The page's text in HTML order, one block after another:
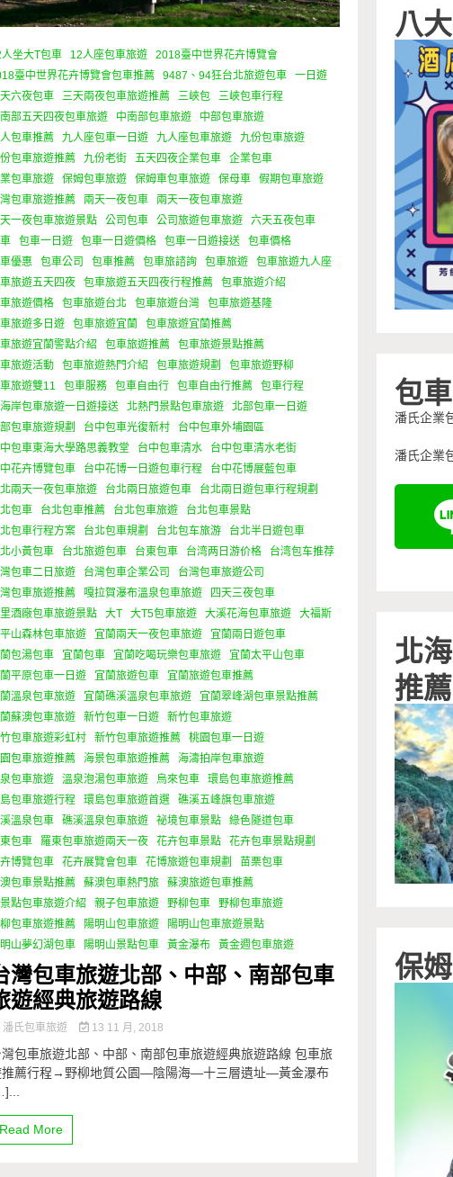
人坐大T包車 12人座包車旅遊
2018臺中世界花卉博覽會
臺中世界花卉博覽會包車推薦
9487、94狂台北旅遊包車
一日遊
六夜包車
三天兩夜包車旅遊推薦 三峽包
三峽包車行程
部五天四夜包車旅遊
中南部包車旅遊
中部包車旅遊
包車推薦
九人座包車一日遊 九人座包車旅遊
九份包車旅遊
包車旅遊推薦
九份老街 五天四夜企業包車
企業包車
包車旅遊
保姆包車旅遊 保姆車包車旅遊 保母車
假期包車旅遊
包車旅遊推薦
兩天一夜包車
兩天一夜包車旅遊
一夜包車旅遊景點
公司包車 公司旅遊包車旅遊
六天五夜包車
包車一日遊 包車一日遊價格 包車一日遊接送
包車價格
優惠
包車公司 包車推薦 包車旅諮詢 包車旅遊
包車旅遊九人座
旅遊五天四夜
包車旅遊五天四夜行程推薦
包車旅遊介紹
旅遊價格
包車旅遊台北 包車旅遊台灣
包車旅遊基隆
旅遊多日遊
包車旅遊宜蘭
包車旅遊宜蘭推薦
旅遊宜蘭警點介紹
包車旅遊推薦
包車旅遊景點推薦
旅遊活動
包車旅遊熱門介紹 包車旅遊規劃
包車旅遊野柳
旅遊雙11
包車服務 包車自由行 包車自由行推薦
包車行程
岸包車旅遊一日遊接送
北熱門景點包車旅遊
北部包車一日遊
包車旅遊規劃
台中包車光復新村
台中包車外埔園區
包車東海大學路思義教堂
台中包車清水
台中包車清水老街
花卉博覽包車
台中花博一日遊包車行程
台中花博展藍包車
兩天一夜包車旅遊
台北兩日旅遊包車
台北兩日遊包車行程規劃
包車
台北包車推薦 台北包車旅遊
台北包車景點
包車行程方案
台北包車規劃 台北包车旅游
台北半日遊包車
小黃包車
台北旅遊包車 台東包車 台湾两日游价格
台湾包车推荐
包車二日旅遊
台灣包車企業公司
台灣包車旅遊公司
包車旅遊推薦
嘎拉賀瀑布溫泉包車旅遊
四天三夜包車
酒廠包車旅遊景點
大T 大T5包車旅遊 大溪花海包車旅遊
大福斯
山森林包車旅遊
宜蘭兩天一夜包車旅遊
宜蘭兩日遊包車
包湯包車
宜蘭包車 宜蘭吃喝玩樂包車旅遊
宜蘭太平山包車
平原包車一日遊
宜蘭旅遊包車
宜蘭旅遊包車推薦
溫泉包車旅遊
宜蘭礁溪溫泉包車旅遊
宜蘭翠峰湖包車景點推薦
蘇澳包車旅遊
新竹包車一日遊
新竹包車旅遊
包車旅遊彩虹村
新竹包車旅遊推薦
桃園包車一日遊
包車旅遊推薦
海景包車旅遊推薦
海濤拍岸包車旅遊
包車旅遊
溫泉泡湯包車旅遊 烏來包車
環島包車旅遊推薦
包車旅遊行程
環島包車旅遊首選
礁溪五峰旗包車旅遊
溫泉包車
礁溪溫泉包車旅遊 祕境包車景點
綠色隧道包車
包車
羅東包車旅遊兩天一夜 花卉包車景點
花卉包車景點規劃
博覽包車
花卉展覽會包車 花博旅遊包車規劃
苗栗包車
包車景點推薦
蘇澳包車熱門旅
蘇澳旅遊包車推薦
點包車旅遊介紹
親子包車旅遊 野柳包車
野柳包車旅遊
包車旅遊推薦
陽明山包車旅遊
陽明山包車旅遊景點
山夢幻湖包車
陽明山景點包車 黃金瀑布 黃金週包車旅遊
灣包車旅遊北部、中部、南部包車
遊經典旅遊路線
潘氏包車旅遊 13 11 月, 2018
灣包車旅遊北部、中部、南部包車旅遊經典旅遊路線 包車旅
推薦行程→野柳地質公園—陰陽海—十三層遺址—黃金瀑布
Read More
八
包
潘氏企業
潘氏企業
北
推薦
保